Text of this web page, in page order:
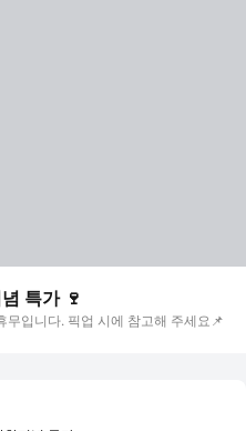
특가 🍷
입니다. 픽업 시에 참고해 주세요📌